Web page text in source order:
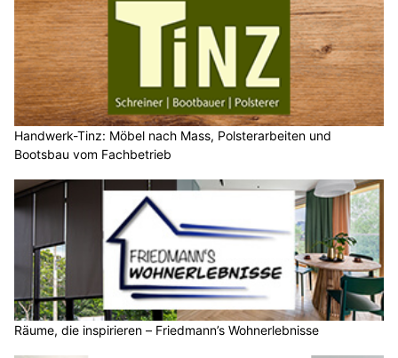
Handwerk-Tinz: Möbel nach Mass, Polsterarbeiten und
Bootsbau vom Fachbetrieb
Räume, die inspirieren – Friedmann’s Wohnerlebnisse